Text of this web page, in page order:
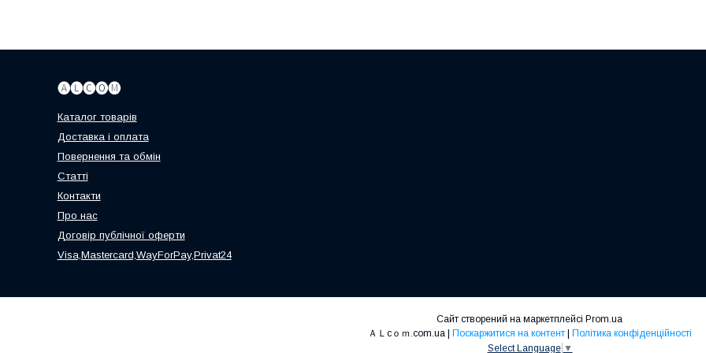
🅐🅛🅒🅞🅜
Каталог товарів
Доставка і оплата
Повернення та обмін
Статті
Контакти
Про нас
Договір публічної оферти
Visa,Mastercard,WayForPay,Privat24
Сайт створений на маркетплейсі Prom.ua
ＡＬcｏｍ.com.ua | Поскаржитися на контент | Політика конфіденційності
Select Language ▼